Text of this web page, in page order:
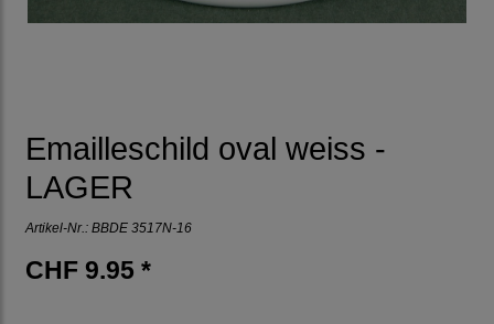
Emailleschild oval weiss -
LAGER
Artikel-Nr.: BBDE 3517N-16
CHF 9.95 *